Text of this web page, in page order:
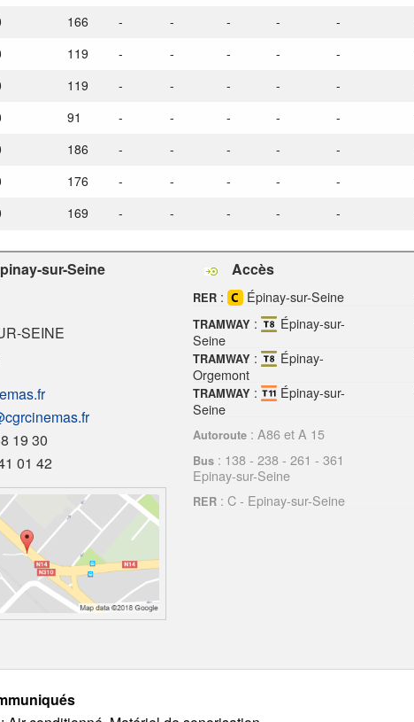
166 - - - - -
119 - - - - -
119 - - - - -
91 - - - - -
186 - - - - -
176 - - - - -
169 - - - - -
sur-Seine
SEINE
19 30
01 42
Accès
RER : Épinay-sur-Seine
TRAMWAY :
Épinay-sur-
Seine
TRAMWAY :
Épinay-
Orgemont
TRAMWAY :
Épinay-sur-
Seine
Autoroute : A86 et A 15
Bus : 138 - 238 - 261 - 361
Epinay-sur-Seine
RER : C - Epinay-sur-Seine